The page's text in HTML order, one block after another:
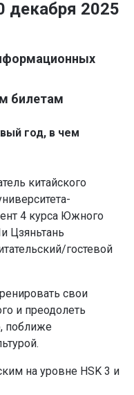
декабря 2025
билетам
год, в чем
китайского
4 курса Южного
Цзяньтань
гостевой
свои
и преодолеть
поближе
на уровне HSK 3 и